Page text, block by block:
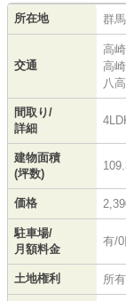
所在地 群
交通
高
高
八
間取り/
詳細
建物面積
(坪数)
価格
駐車場/
月額料金
有/0
土地権利 所